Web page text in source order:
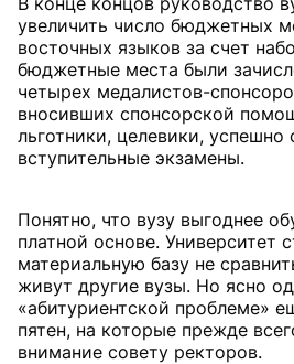
увеличить число бюджетных
восточных языков за счет
бюджетные места были
четырех медалистов-
вносивших спонсорской
льготники, целевики, успешно
вступительные экзамены.
Понятно, что вузу выгоднее
платной основе. Университет
материальную базу не
живут другие вузы. Но ясно
«абитуриентской проблеме»
пятен, на которые прежде
внимание совету ректоров.